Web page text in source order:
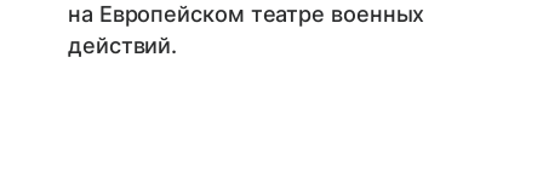
на Европейском театре военных
действий.